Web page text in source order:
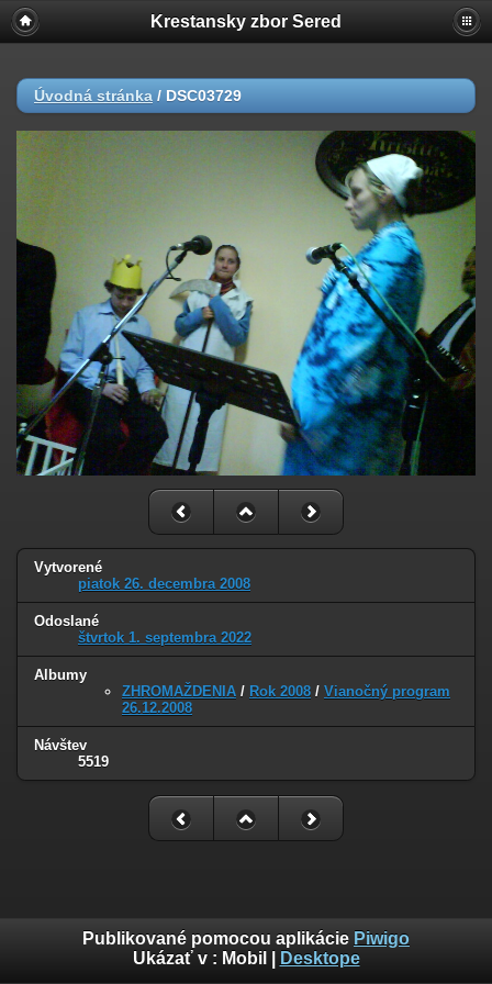
Krestansky zbor Sered
Úvodná stránka / DSC03729
Vytvorené
piatok 26. decembra 2008
Odoslané
štvrtok 1. septembra 2022
Albumy
ZHROMAŽDENIA / Rok 2008 / Vianočný program
26.12.2008
Návštev
5519
Publikované pomocou aplikácie Piwigo
Ukázať v : Mobil Desktope